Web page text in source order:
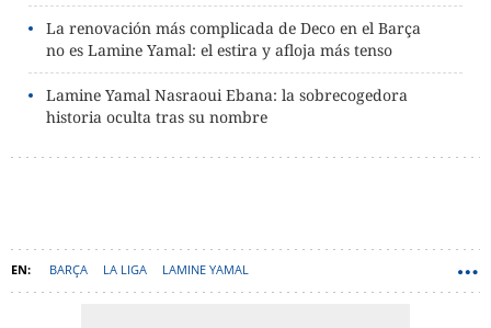
La renovación más complicada de Deco en el Barça
no es Lamine Yamal: el estira y afloja más tenso
Lamine Yamal Nasraoui Ebana: la sobrecogedora
historia oculta tras su nombre
BARÇA LA LIGA LAMINE YAMAL